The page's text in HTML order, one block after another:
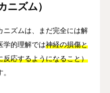
ニズム）
ニズムは、まだ完全には解
学的理解では神経の損傷と
反応するようになること）